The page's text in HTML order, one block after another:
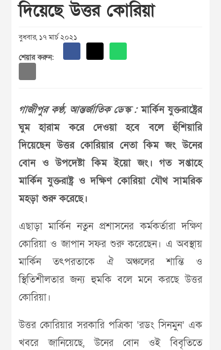
দিয়েছে উত্তর কোরিয়া
বুধবার, ১৭ মার্চ ২০২১
শেয়ার করুন:
গাজীপুর কণ্ঠ, আন্তর্জাতিক ডেস্ক :মার্কিন যুক্তরাষ্ট্রের
ঘুম হারাম করে দেওয়া হবে বলে হুঁশিয়ারি
দিয়েছেন উত্তর কোরিয়ার নেতা কিম জং উনের
বোন ও উপদেষ্টা কিম ইয়ো জং। গত সপ্তাহে
মার্কিন যুক্তরাষ্ট্র ও দক্ষিণ কোরিয়া যৌথ সামরিক
মহড়া শুরু করেছে।
এছাড়া মার্কিন নতুন প্রশাসনের কর্মকর্তারা দক্ষিণ
কোরিয়া ও জাপান সফর শুরু করেছেন। এ অবস্থায়
মার্কিন তৎপরতাকে ঐ অঞ্চলের শান্তি ও
স্থিতিশীলতার জন্য হুমকি বলে মনে করছে উত্তর
কোরিয়া।
উত্তর কোরিয়ার সরকারি পত্রিকা ‘রডং সিনমুন’ এক
খবরে জানিয়েছে, উনের বোন ওই বিবৃতিতে